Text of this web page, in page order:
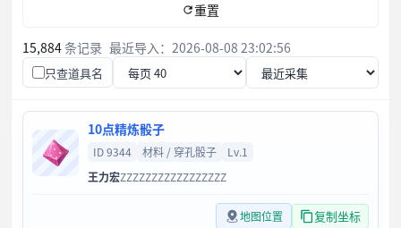
重置
15,884条记录 最近导入：2026-08-08 23:02:56
只查道具名
10点精炼骰子
ID 9344 材料 / 穿孔骰子
Lv.1
王力宏ZZZZZZZZZZZZZZZZZ
地图位置 复制坐标